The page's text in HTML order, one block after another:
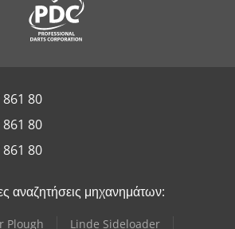
80
80
80
αναζητήσεις μηχανημάτων:
Plough
Linde Sideloader